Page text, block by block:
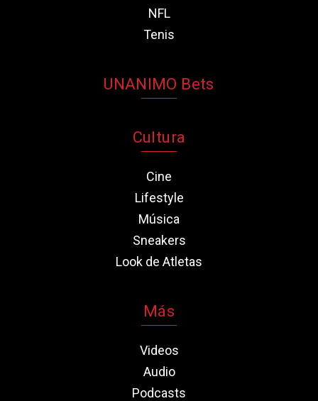
NFL
Tenis
UNANIMO Bets
Cultura
Cine
Lifestyle
Música
Sneakers
Look de Atletas
Más
Videos
Audio
Podcasts